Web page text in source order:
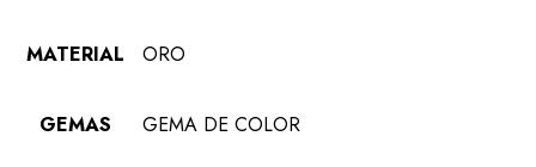
MATERIAL ORO
GEMAS GEMA DE COLOR